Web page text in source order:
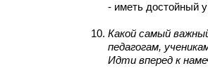
- иметь достойный
Какой самый
педагогам,
Идти вперед к